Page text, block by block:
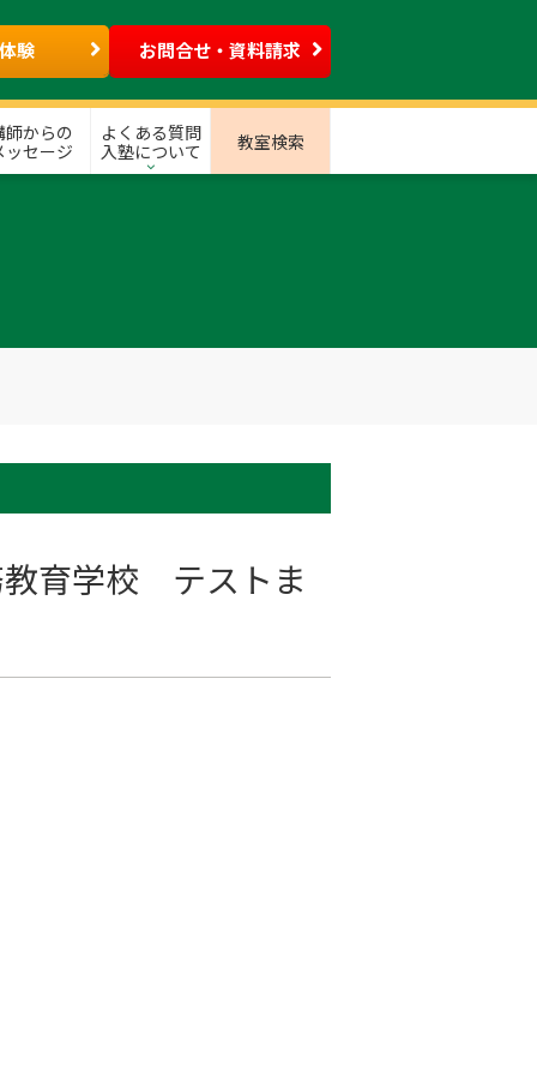
験 お問合せ・資料請求
師からの
ッセージ
よくある質問
入塾について
教室検索
教育学校 テストま